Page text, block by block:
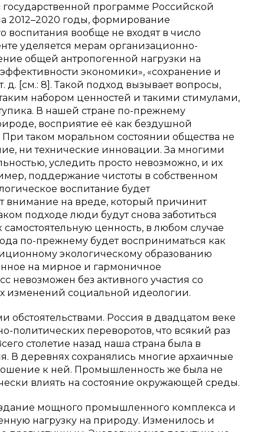
программе Российской
2012–2020 годы, формирование
воспитания вообще не входят в число
уделяется мерам организационно-
общей антропогенной нагрузки на
экономики», «сохранение и
д. [см.: 8]. Такой подход вызывает вопросы,
набором ценностей и такими стимулами,
В нашей стране по-прежнему
восприятие её как бездушной
таком моральном состоянии общества не
ни технические инновации. За многими
уследить просто невозможно, и их
поддержание чистоты в собственном
воспитание будет
внимание на вреде, который причинит
подходе люди будут снова заботиться
ценность, в любом случае
по-прежнему будет восприниматься как
экологическому образованию
на мирное и гармоничное
невозможен без активного участия со
изменений социальной идеологии.
обстоятельствами. Россия в двадцатом веке
политических переворотов, что всякий раз
столетие назад наша страна была в
В деревнях сохранялись многие архаичные
к ней. Промышленность же была не
влиять на состояние окружающей среды.
мощного промышленного комплекса и
нагрузку на природу. Изменилось и